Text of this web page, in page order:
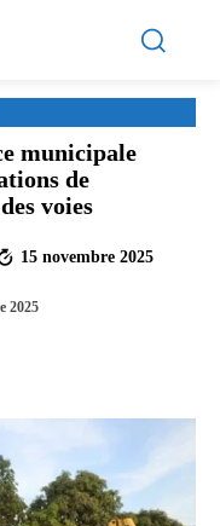
municipale
de
voies
15 novembre 2025
2025